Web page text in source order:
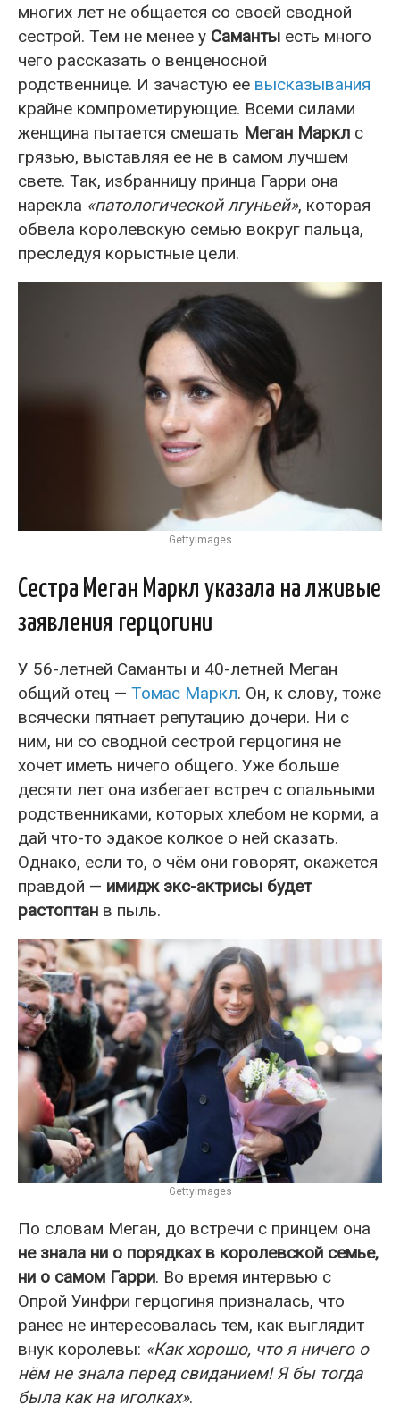
многих лет не общается со своей сводной
сестрой. Тем не менее у Саманты есть много
чего рассказать о венценосной
родственнице. И зачастую ее высказывания
крайне компрометирующие. Всеми силами
женщина пытается смешать Меган Маркл с
грязью, выставляя ее не в самом лучшем
свете. Так, избранницу принца Гарри она
нарекла «патологической лгуньей», которая
обвела королевскую семью вокруг пальца,
преследуя корыстные цели.
GettyImages
Сестра Меган Маркл указала на лживые
заявления герцогини
У 56-летней Саманты и 40-летней Меган
общий отец — Томас Маркл. Он, к слову, тоже
всячески пятнает репутацию дочери. Ни с
ним, ни со сводной сестрой герцогиня не
хочет иметь ничего общего. Уже больше
десяти лет она избегает встреч с опальными
родственниками, которых хлебом не корми, а
дай что-то эдакое колкое о ней сказать.
Однако, если то, о чём они говорят, окажется
правдой — имидж экс-актрисы будет
растоптан в пыль.
GettyImages
По словам Меган, до встречи с принцем она
не знала ни о порядках в королевской семье,
ни о самом Гарри. Во время интервью с
Опрой Уинфри герцогиня призналась, что
ранее не интересовалась тем, как выглядит
внук королевы: «Как хорошо, что я ничего о
нём не знала перед свиданием! Я бы тогда
была как на иголках».